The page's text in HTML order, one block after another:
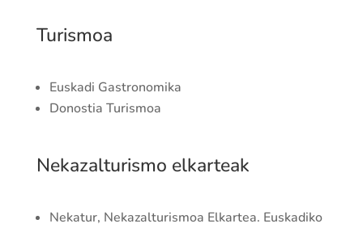
Turismoa
Euskadi Gastronomika
Donostia Turismoa
Nekazalturismo elkarteak
Nekatur, Nekazalturismoa Elkartea. Euskadiko